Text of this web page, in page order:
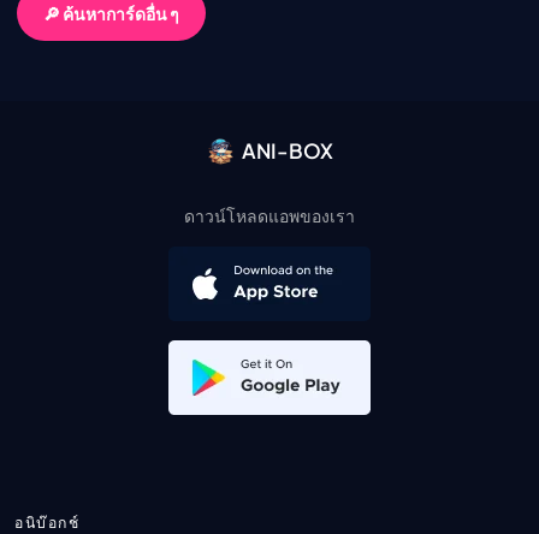
🔎 ค้นหาการ์ดอื่น ๆ
ANI-BOX
ดาวน์โหลดแอพของเรา
อนิบ๊อกช์